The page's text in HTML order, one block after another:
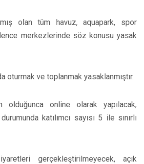
olan tüm havuz, aquapark, spor
merkezlerinde söz konusu yasak
oturmak ve toplanmak yasaklanmıştır.
olduğunca online olarak yapılacak,
katılımcı sayısı 5 ile sınırlı
gerçekleştirilmeyecek, açık